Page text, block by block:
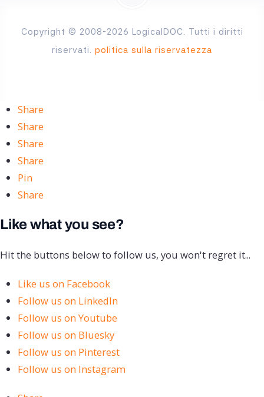
Copyright © 2008-2026 LogicalDOC. Tutti i diritti
riservati. politica sulla riservatezza
Share
Share
Share
Share
Pin
Share
Like what you see?
Hit the buttons below to follow us, you won't regret it...
Like us on Facebook
Follow us on LinkedIn
Follow us on Youtube
Follow us on Bluesky
Follow us on Pinterest
Follow us on Instagram